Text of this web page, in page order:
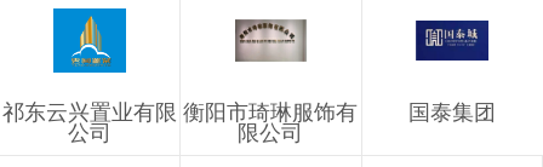
· 禁止发布的职位信息 [03-03]
· 企业信息发布规则 [03-03]
祁东云兴置业有限
公司
衡阳市琦琳服饰有
限公司
国泰集团